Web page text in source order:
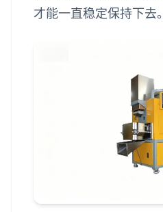
才能一直稳定保持下去。